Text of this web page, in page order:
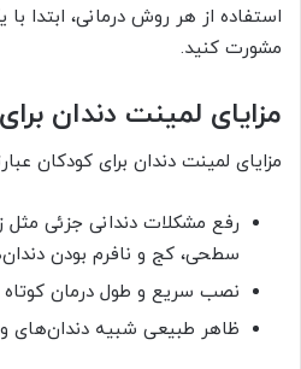
استفاده از هر روش درمانی،
مشورت کنید.
مزایای لمینت دندان
مزایای لمینت دندان برای کودکان
رفع مشکلات دندانی جزئی
سطحی، کج و نافرم بودن
نصب سریع و طول درمان کوتاه
ظاهر طبیعی شبیه دندان‌های